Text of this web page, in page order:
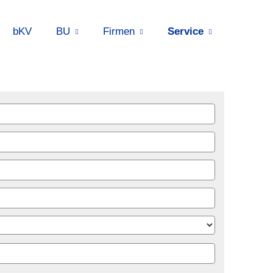
bKV BU Firmen Service